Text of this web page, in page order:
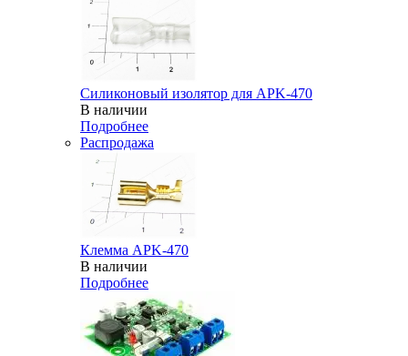
Силиконовый изолятор для APK-470
В наличии
Подробнее
Распродажа
Клемма APK-470
В наличии
Подробнее